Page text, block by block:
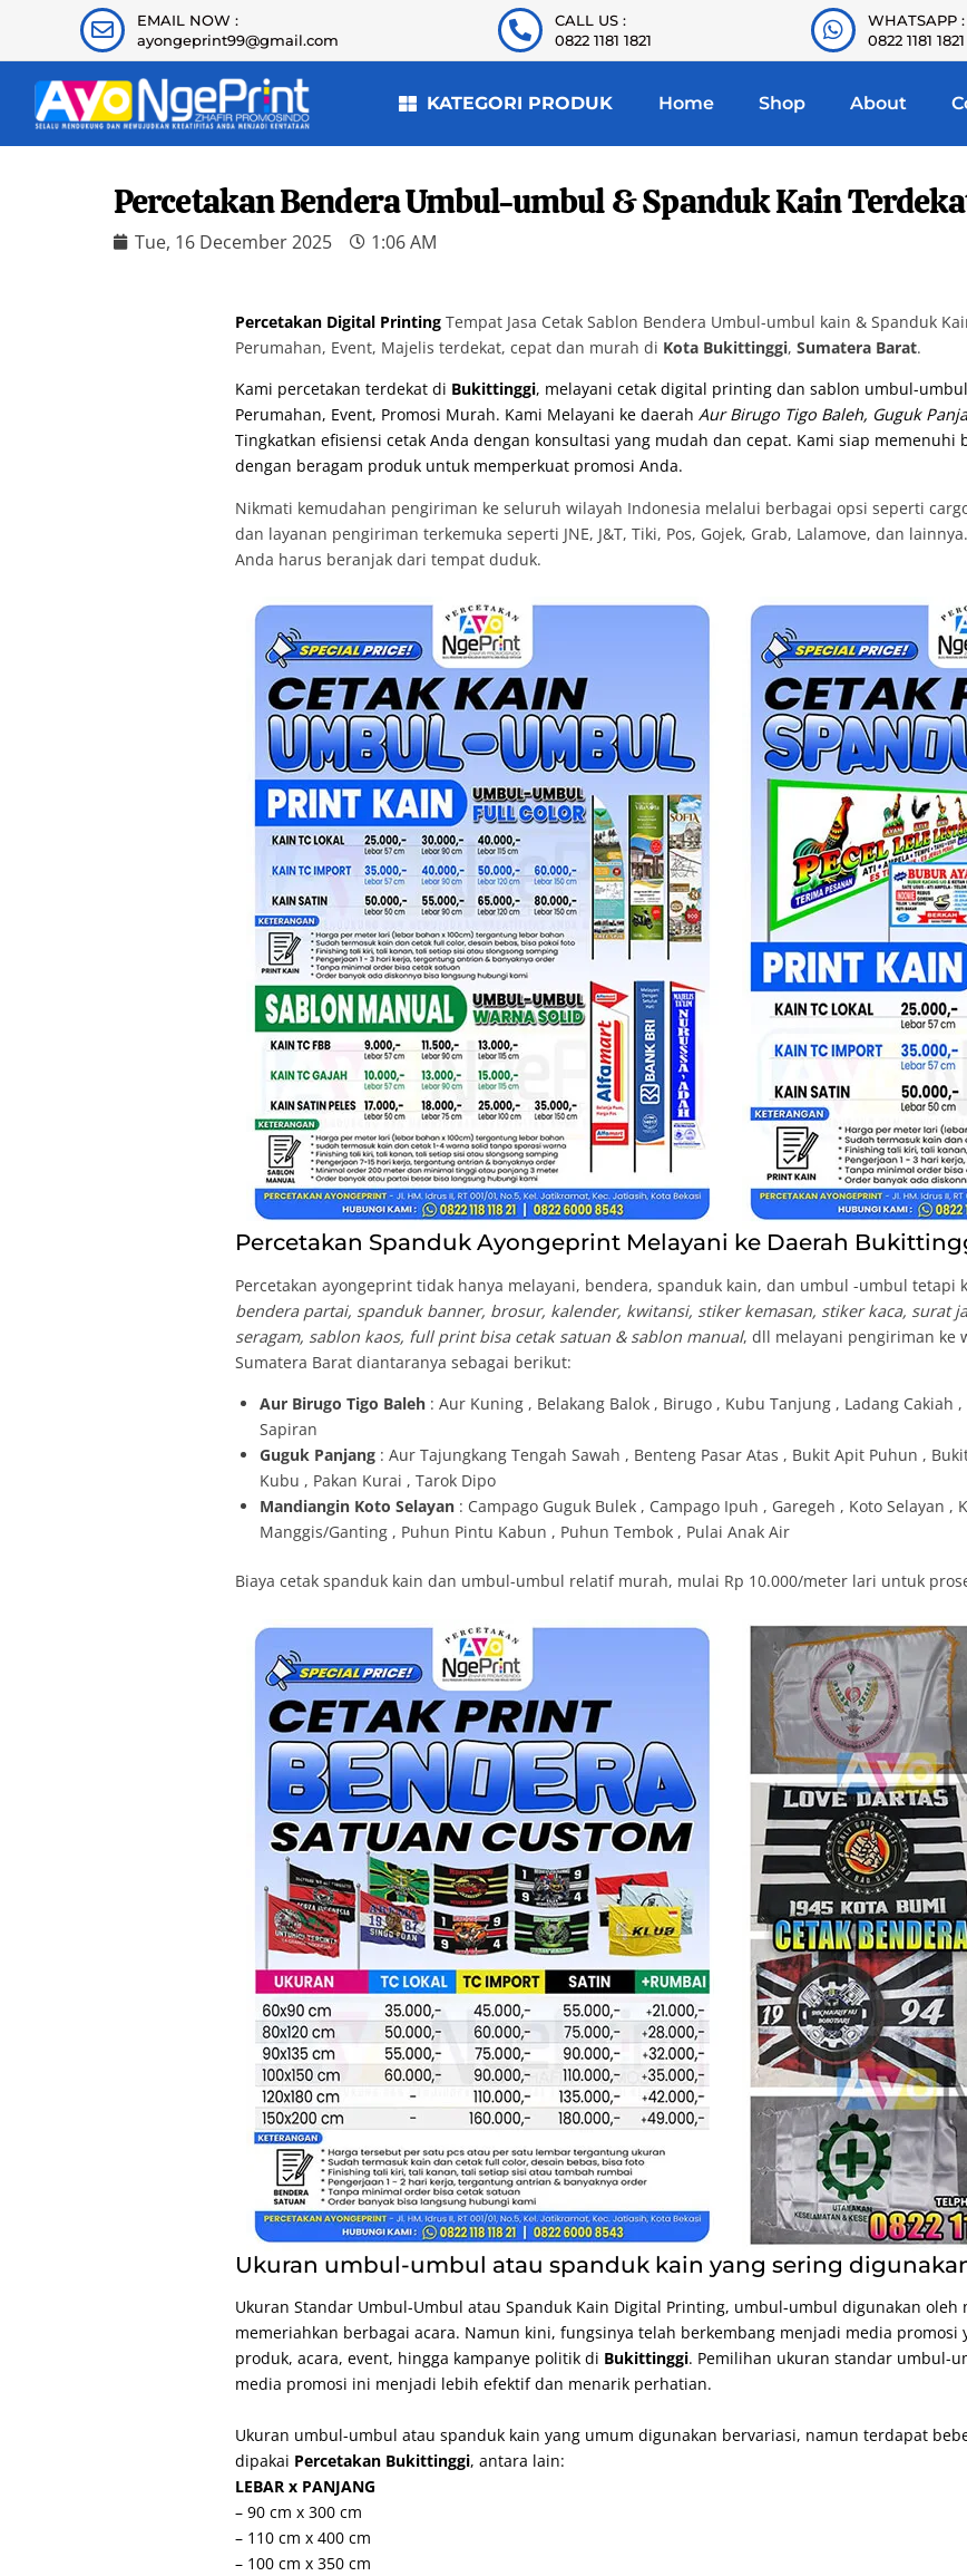
EMAIL NOW :
ayongeprint99@gmail.com
CALL US :
0822 1181 1821
WHATSAPP :
0822 1181 1821
KATEGORI PRODUK Home Shop About
Percetakan Bendera Umbul-umbul & Spanduk Kain
Tue, 16 December 2025 1:06 AM
Percetakan Digital Printing Tempat Jasa Cetak Sablon Bendera Umbul-umbul kain & Spanduk
Perumahan, Event, Majelis terdekat, cepat dan murah di Kota Bukittinggi,Sumatera Barat.
Kami percetakan terdekat di Bukittinggi, melayani cetak digital printing dan sablon umbul-
Perumahan, Event, Promosi Murah. Kami Melayani ke daerahAur Birugo Tigo Baleh, Guguk
Tingkatkan efisiensi cetak Anda dengan konsultasi yang mudah dan cepat. Kami siap memenuhi
dengan beragam produk untuk memperkuat promosi Anda.
Nikmati kemudahan pengiriman ke seluruh wilayah Indonesia melalui berbagai opsi seperti
dan layanan pengiriman terkemuka seperti JNE, J&T, Tiki, Pos, Gojek, Grab, Lalamove, dan
Anda harus beranjak dari tempat duduk.
Percetakan Spanduk Ayongeprint Melayani ke Daerah
Percetakan ayongeprint tidak hanya melayani, bendera, spanduk kain, dan umbul -umbul tetapi
bendera partai, spanduk banner, brosur, kalender, kwitansi, stiker kemasan, stiker kaca, surat
seragam, sablon kaos, full print bisa cetak satuan & sablon manual, dll melayani pengiriman ke
Sumatera Barat diantaranya sebagai berikut:
Aur Birugo Tigo Baleh: Aur Kuning , Belakang Balok , Birugo , Kubu Tanjung , Ladang Cakiah
Sapiran
Guguk Panjang: Aur Tajungkang Tengah Sawah , Benteng Pasar Atas , Bukit Apit Puhun ,
Kubu , Pakan Kurai , Tarok Dipo
Mandiangin Koto Selayan: Campago Guguk Bulek , Campago Ipuh , Garegeh , Koto Selayan ,
Manggis/Ganting , Puhun Pintu Kabun , Puhun Tembok , Pulai Anak Air
Biaya cetak spanduk kain dan umbul-umbul relatif murah, mulai Rp 10.000/meter lari untuk
Ukuran umbul-umbul atau spanduk kain yang sering
Ukuran Standar Umbul-Umbul atau Spanduk Kain Digital Printing, umbul-umbul digunakan oleh
memeriahkan berbagai acara. Namun kini, fungsinya telah berkembang menjadi media promosi
produk, acara, event, hingga kampanye politik di Bukittinggi. Pemilihan ukuran standar umbul-
media promosi ini menjadi lebih efektif dan menarik perhatian.
Ukuran umbul-umbul atau spanduk kain yang umum digunakan bervariasi, namun terdapat
dipakai Percetakan Bukittinggi, antara lain:
LEBAR x PANJANG
– 90 cm x 300 cm
– 110 cm x 400 cm
– 100 cm x 350 cm